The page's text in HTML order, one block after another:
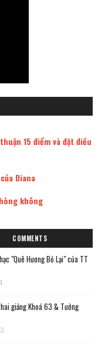
15 điểm và đặt điều
Diana
không
COMMENTS
"Quê Hương Bỏ Lại" của TT
giảng Khoá 63 & Tưởng